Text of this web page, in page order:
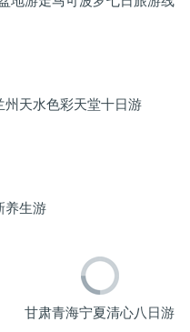
天水色彩天堂十日游
养生游
甘肃青海宁夏清心八日游